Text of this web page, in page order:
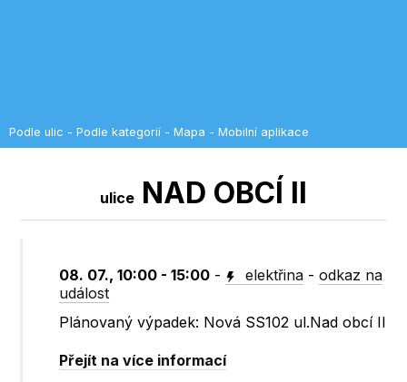
Podle ulic - Podle kategorií - Mapa - Mobilní aplikace
ulice NAD OBCÍ II
08. 07., 10:00 - 15:00 - elektřina -odkaz na
událost
Plánovaný výpadek: Nová SS102 ul.Nad obcí II
Přejít na více informací